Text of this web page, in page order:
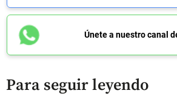
Únete a nuestro canal
Para seguir leyendo